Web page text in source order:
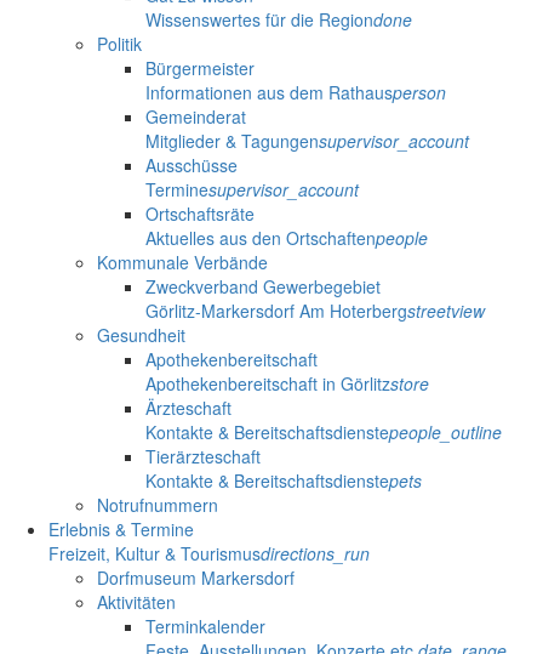
Wissenswertes für die Regiondone
Politik
Bürgermeister
Informationen aus dem Rathausperson
Gemeinderat
Mitglieder & Tagungensupervisor_account
Ausschüsse
Terminesupervisor_account
Ortschaftsräte
Aktuelles aus den Ortschaftenpeople
Kommunale Verbände
Zweckverband Gewerbegebiet
Görlitz-Markersdorf Am Hoterbergstreetview
Gesundheit
Apothekenbereitschaft
Apothekenbereitschaft in Görlitzstore
Ärzteschaft
Kontakte & Bereitschaftsdienstepeople_outline
Tierärzteschaft
Kontakte & Bereitschaftsdienstepets
Notrufnummern
Erlebnis & Termine
Freizeit, Kultur & Tourismusdirections_run
Dorfmuseum Markersdorf
Aktivitäten
Terminkalender